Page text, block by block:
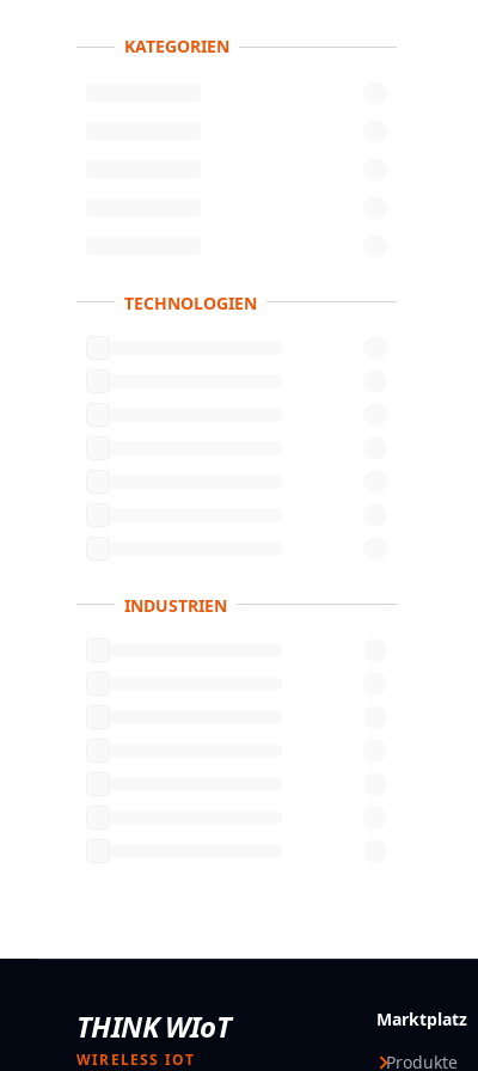
KATEGORIEN
TECHNOLOGIEN
INDUSTRIEN
THINK WIoT
WIRELESS IOT
Marktplatz
Produkte